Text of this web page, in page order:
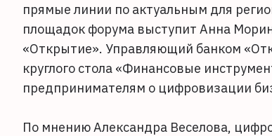
прямые линии по актуальным для
площадок форума выступит Анна
«Открытие». Управляющий банком
круглого стола «Финансовые
предпринимателям о цифровизации
По мнению Александра Веселова,